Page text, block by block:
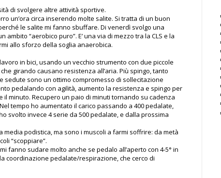
di svolgere altre attività sportive.
un’ora circa inserendo molte salite. Si tratta di un buon
le salite mi fanno sbuffare. Di venerdì svolgo una
“aerobico puro”. E’ una via di mezzo tra la CLS e la
allo sforzo della soglia anaerobica.
in bici, usando un vecchio strumento con due piccole
girando causano resistenza all’aria. Più spingo, tanto
sedute sono un ottimo compromesso di sollecitazione
pedalando con agilità, aumento la resistenza e spingo per
minuto. Recupero un paio di minuti tornando su cadenza
tempo ho aumentato il carico passando a 400 pedalate,
svolto invece 4 serie da 500 pedalate, e dalla prossima
media podistica, ma sono i muscoli a farmi soffrire: da metà
“scoppiare”.
fanno sudare molto anche se pedalo all’aperto con 4-5° in
coordinazione pedalate/respirazione, che cerco di